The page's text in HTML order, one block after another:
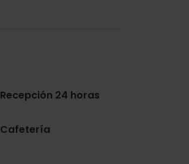
Recepción 24 horas
Cafetería